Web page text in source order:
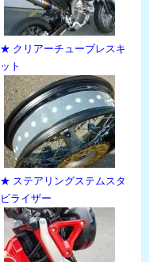
★ クリアーチューブレスキ
ット
★ ステアリングステムスタ
ビライザー